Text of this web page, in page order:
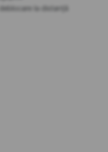
la distanță